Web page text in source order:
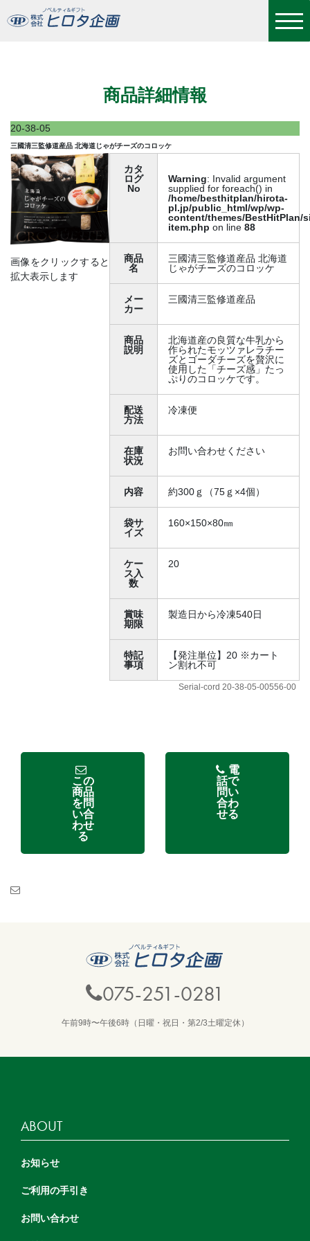
商品詳細情報
20-38-05
三國清三監修道産品 北海道じゃがチーズのコロッケ
画像をクリックすると
拡大表示します
カタ
ログ
No
Warning: Invalid argument
supplied for foreach() in
/home/besthitplan/hirota-
pl.jp/public_html/wp/wp-
content/themes/BestHitPlan/
item.php on line88
商品
名
三國清三監修道産品 北海道
じゃがチーズのコロッケ
メー
カー
三國清三監修道産品
商品
説明
北海道産の良質な牛乳から
作られたモッツァレラチー
ズとゴーダチーズを贅沢に
使用した「チーズ感」たっ
ぷりのコロッケです。
配送
方法
冷凍便
在庫
状況
お問い合わせください
内容 約300ｇ（75ｇ×4個）
袋サ
イズ
160×150×80㎜
ケー
ス入
数
20
賞味
期限
製造日から冷凍540日
特記
事項
【発注単位】20 ※カート
ン割れ不可
Serial-cord 20-38-05-00556-00
この
商品
を問
い合
わせ
る
電
話で
問い
合わ
せる
075-251-0281
午前9時〜午後6時（日曜・祝日・第2/3土曜定休）
ABOUT
お知らせ
ご利用の手引き
お問い合わせ